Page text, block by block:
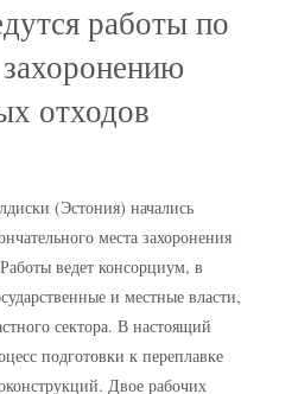
работы по
отходов
(Эстония) начались
места захоронения
ведет консорциум, в
и местные власти,
сектора. В настоящий
подготовки к переплавке
Двое рабочих